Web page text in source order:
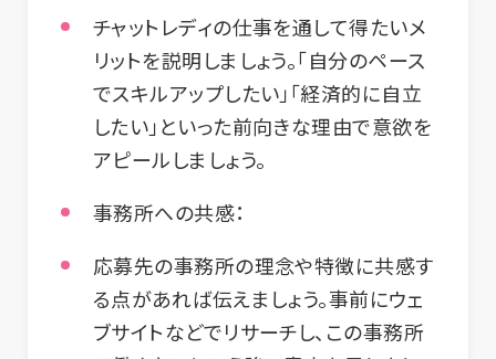
チャットレディの仕事を通して得たいメ
リットを説明しましょう。「自分のペース
でスキルアップしたい」「経済的に自立
したい」といった前向きな理由で意欲を
アピールしましょう。
事務所への共感：
応募先の事務所の理念や特徴に共感す
る点があれば伝えましょう。事前にウェ
ブサイトなどでリサーチし、この事務所